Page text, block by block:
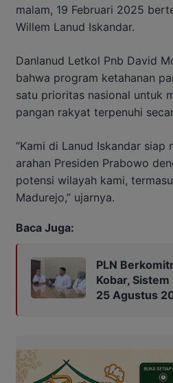
malam, 19 Februari 2025
Willem Lanud Iskandar.
Danlanud Letkol Pnb David
bahwa program ketahanan
satu prioritas nasional untuk
pangan rakyat terpenuhi
“Kami di Lanud Iskandar siap
arahan Presiden Prabowo
potensi wilayah kami,
Madurejo,” ujarnya.
Baca Juga:
PLN
Kobar,
25 Agustus